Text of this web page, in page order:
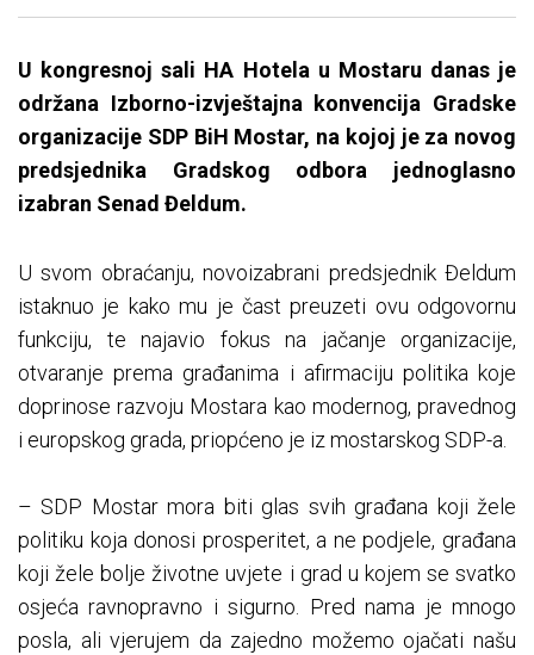
U kongresnoj sali HA Hotela u Mostaru danas je
održana Izborno-izvještajna konvencija Gradske
organizacije SDP BiH Mostar, na kojoj je za novog
predsjednika Gradskog odbora jednoglasno
izabran Senad Đeldum.
U svom obraćanju, novoizabrani predsjednik Đeldum
istaknuo je kako mu je čast preuzeti ovu odgovornu
funkciju, te najavio fokus na jačanje organizacije,
otvaranje prema građanima i afirmaciju politika koje
doprinose razvoju Mostara kao modernog, pravednog
i europskog grada, priopćeno je iz mostarskog SDP-a.
– SDP Mostar mora biti glas svih građana koji žele
politiku koja donosi prosperitet, a ne podjele, građana
koji žele bolje životne uvjete i grad u kojem se svatko
osjeća ravnopravno i sigurno. Pred nama je mnogo
posla, ali vjerujem da zajedno možemo ojačati našu